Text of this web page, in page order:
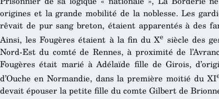
origines et la grande mobilité de la noblesse. Les
rêvait de pur sang breton, étaient apparentés à des
Ainsi, les Fougères étaient à la fin du Xe siècle des
Nord-Est du comté de Rennes, à proximité de
Fougères était marié à Adélaïde fille de Girois,
d’Ouche en Normandie, dans la première moitié du XI
devait épouser la petite fille du comte Gilbert de